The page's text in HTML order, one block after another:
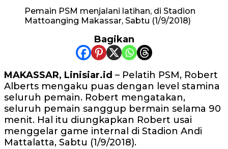
Pemain PSM menjalani latihan, di Stadion
Mattoanging Makassar, Sabtu (1/9/2018)
Bagikan
MAKASSAR, Linisiar.id – Pelatih PSM, Robert
Alberts mengaku puas dengan level stamina
seluruh pemain. Robert mengatakan,
seluruh pemain sanggup bermain selama 90
menit. Hal itu diungkapkan Robert usai
menggelar game internal di Stadion Andi
Mattalatta, Sabtu (1/9/2018).